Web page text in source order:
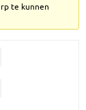
te kunnen